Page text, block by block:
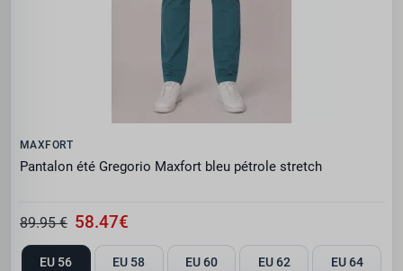
MAXFORT
Pantalon été Gregorio Maxfort bleu pétrole stretch
89.95 € 58.47€
EU 56 EU 58 EU 60 EU 62 EU 64